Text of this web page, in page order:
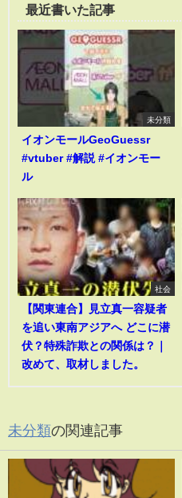
最近書いた記事
未分類
イオンモールGeoGuessr
#vtuber #解説 #イオンモー
ル
社会
【関東連合】見立真一容疑者
を追い東南アジアへ どこに潜
伏？特殊詐欺との関係は？｜
改めて、取材しました。
未分類の関連記事